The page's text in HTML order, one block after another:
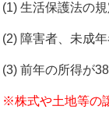
(1) 生活保護法の
(2) 障害者、未成
(3) 前年の所得が
※株式や土地等の